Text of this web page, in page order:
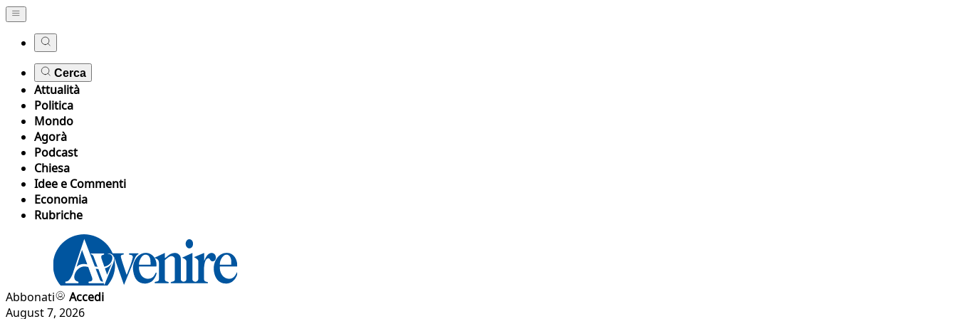
Cerca
Attualità
Politica
Mondo
Agorà
Podcast
Chiesa
Idee e Commenti
Economia
Rubriche
Abbonati
Accedi
August 7, 2026